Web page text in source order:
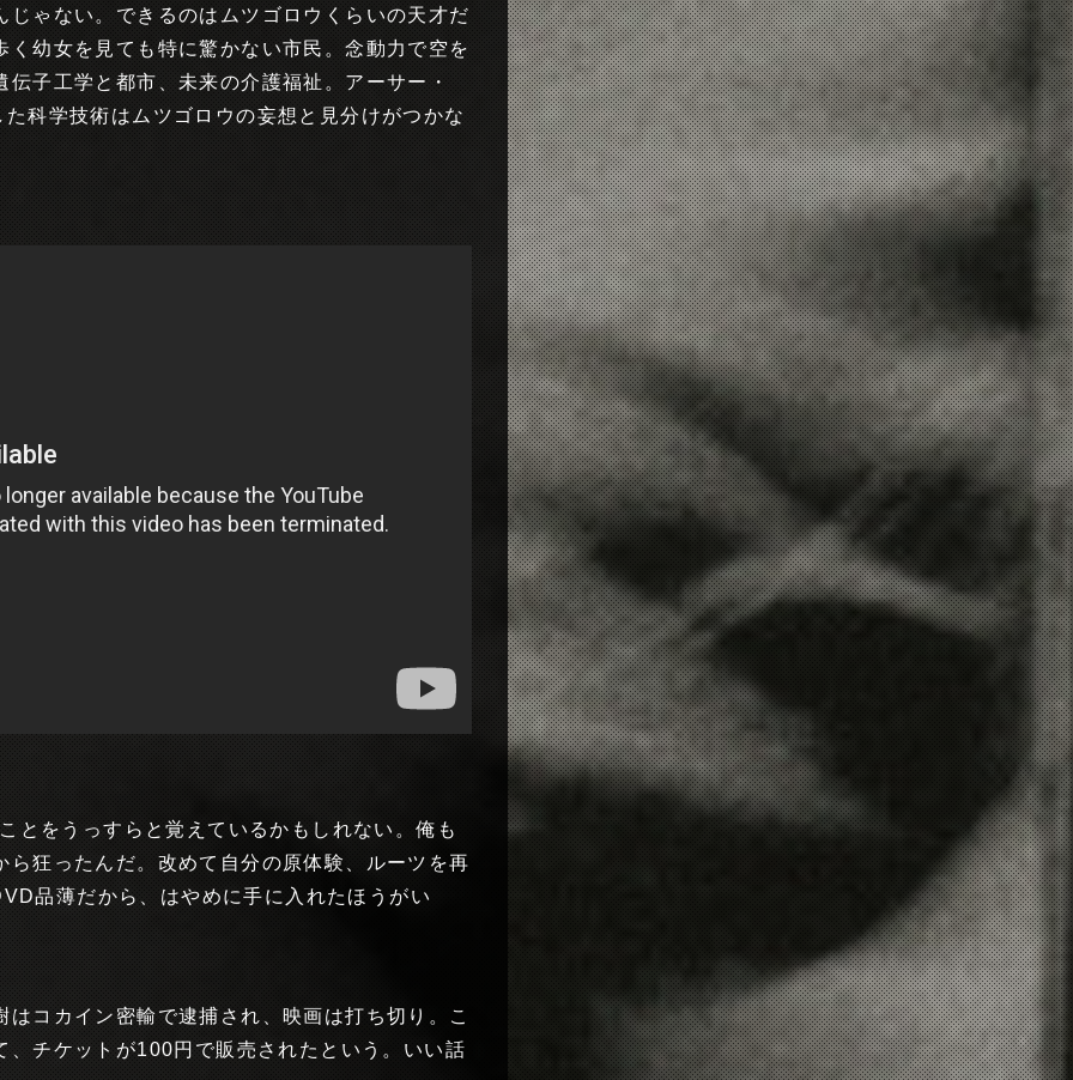
ゃない。できるのはムツゴロウくらいの天才だ
幼女を見ても特に驚かない市民。念動力で空を
子工学と都市、未来の介護福祉。アーサー・
科学技術はムツゴロウの妄想と見分けがつかな
とをうっすらと覚えているかもしれない。俺も
狂ったんだ。改めて自分の原体験、ルーツを再
品薄だから、はやめに手に入れたほうがい
コカイン密輸で逮捕され、映画は打ち切り。こ
、チケットが100円で販売されたという。いい話